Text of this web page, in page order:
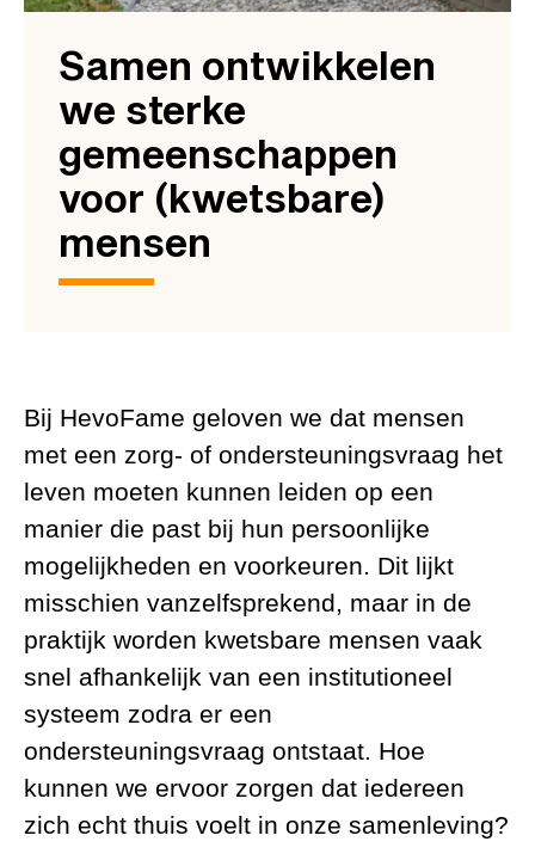
Samen ontwikkelen
we sterke
gemeenschappen
voor (kwetsbare)
mensen
Bij HevoFame geloven we dat mensen
met een zorg- of ondersteuningsvraag het
leven moeten kunnen leiden op een
manier die past bij hun persoonlijke
mogelijkheden en voorkeuren. Dit lijkt
misschien vanzelfsprekend, maar in de
praktijk worden kwetsbare mensen vaak
snel afhankelijk van een institutioneel
systeem zodra er een
ondersteuningsvraag ontstaat. Hoe
kunnen we ervoor zorgen dat iedereen
zich echt thuis voelt in onze samenleving?